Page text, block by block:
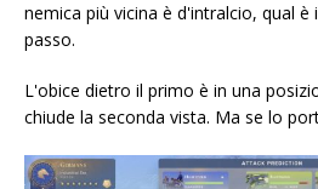
nemica più vicina è d'intralcio, qual è
passo.
L'obice dietro il primo è in una
chiude la seconda vista. Ma se lo